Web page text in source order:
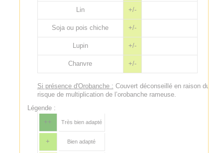
Lin
+/-
Soja ou pois chiche +/-
Lupin +/-
Chanvre +/-
Si présence d'Orobanche : Couvert déconseillé en raison du
risque de multiplication de l’orobanche rameuse.
Légende :
++
Très bien adapté
+ Bien adapté